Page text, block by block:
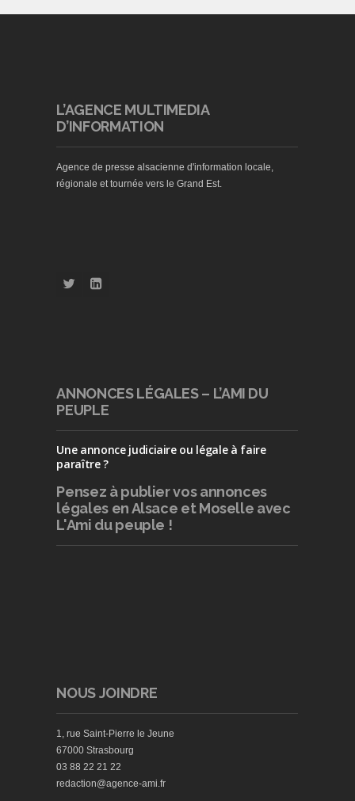
L’AGENCE MULTIMEDIA
D’INFORMATION
Agence de presse alsacienne d'information locale,
régionale et tournée vers le Grand Est.
ANNONCES LÉGALES – L’AMI DU
PEUPLE
Une annonce judiciaire ou légale à faire
paraître ?
Pensez à publiervos annonces
légales en Alsace et Moselle avec
L'Ami du peuple !
NOUS JOINDRE
1, rue Saint-Pierre le Jeune
67000 Strasbourg
03 88 22 21 22
redaction@agence-ami.fr